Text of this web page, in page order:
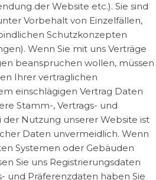
der Website etc.). Sie sind
Vorbehalt von Einzelfällen,
Schutzkonzepten
Wenn Sie mit uns Verträge
beanspruchen wollen, müssen
Ihrer vertraglichen
einschlägigen Vertrag Daten
Stamm-, Vertrags- und
der Nutzung unserer Website ist
Daten unvermeidlich. Wenn
Systemen oder Gebäuden
Sie uns Registrierungsdaten
und Präferenzdaten haben Sie